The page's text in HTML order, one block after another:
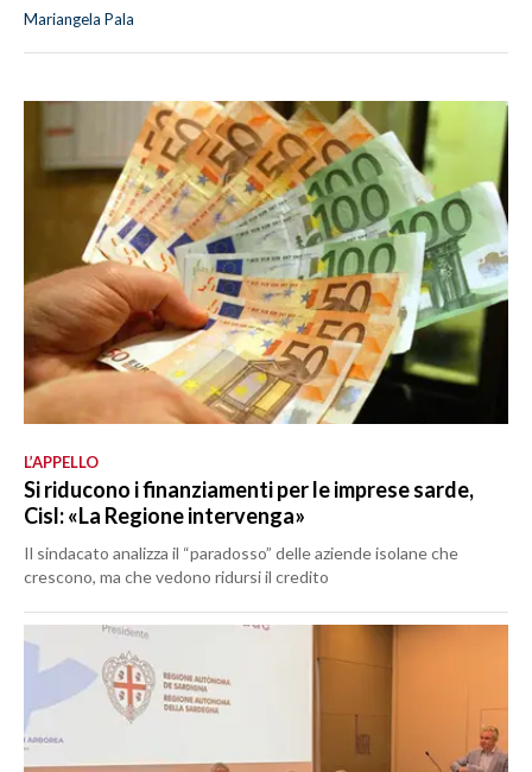
Mariangela Pala
L’APPELLO
Si riducono i finanziamenti per le imprese sarde,
Cisl: «La Regione intervenga»
Il sindacato analizza il “paradosso” delle aziende isolane che
crescono, ma che vedono ridursi il credito